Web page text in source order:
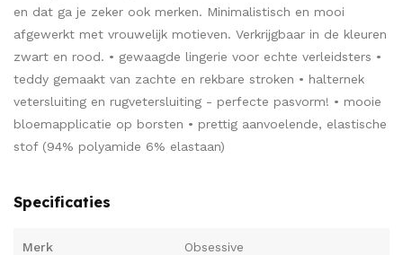
en dat ga je zeker ook merken. Minimalistisch en mooi
afgewerkt met vrouwelijk motieven. Verkrijgbaar in de kleuren
zwart en rood. • gewaagde lingerie voor echte verleidsters •
teddy gemaakt van zachte en rekbare stroken • halternek
vetersluiting en rugvetersluiting - perfecte pasvorm! • mooie
bloemapplicatie op borsten • prettig aanvoelende, elastische
stof (94% polyamide 6% elastaan)
Specificaties
Merk Obsessive